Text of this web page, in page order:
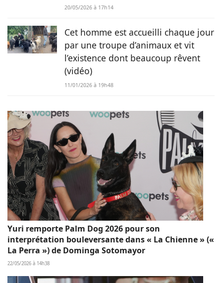
20/05/2026 à 17h14
Cet homme est accueilli chaque jour
par une troupe d’animaux et vit
l’existence dont beaucoup rêvent
(vidéo)
11/01/2026 à 19h48
Yuri remporte Palm Dog 2026 pour son
interprétation bouleversante dans « La Chienne » («
La Perra ») de Dominga Sotomayor
22/05/2026 à 14h38